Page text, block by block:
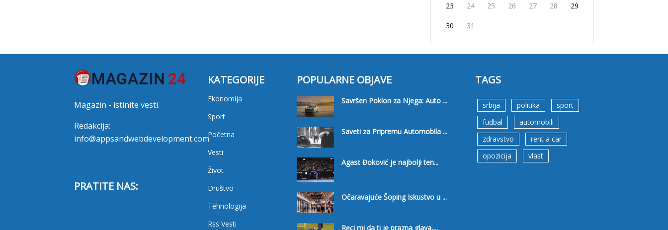
23 24 25 26 27 28 29
30 31
Magazin - istinite vesti.
Redakcija:
info@appsandwebdevelopment.com
PRATITE NAS:
KATEGORIJE
Ekonomija
Sport
Početna
Vesti
Život
Društvo
Tehnologija
Rss Vesti
POPULARNE OBJAVE
Savršen Poklon za Njega: Auto ...
Saveti za Pripremu Automobila ...
Agasi: Đoković je najbolji ten...
Očaravajuće Šoping Iskustvo u ...
Reci mi da ti je prazna glava,...
TAGS
srbija politika
sport
fudbal
automobili
zdravstvo
rent a car
opozicija
vlast